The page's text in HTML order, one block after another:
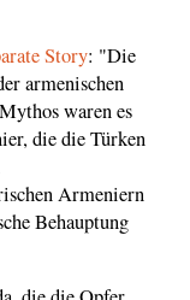
Story: "Die
armenischen
waren es
die die Türken
Armeniern
Behauptung